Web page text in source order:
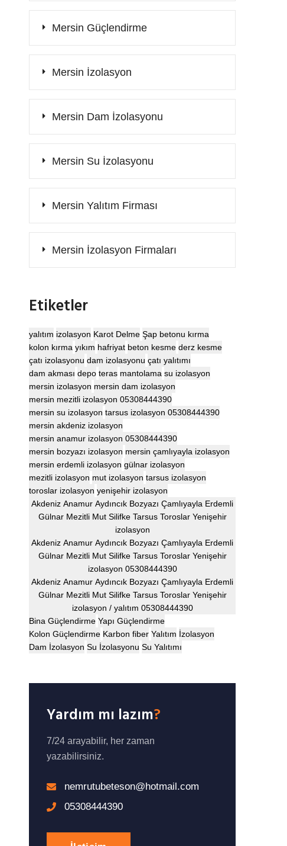
Mersin Güçlendirme
Mersin İzolasyon
Mersin Dam İzolasyonu
Mersin Su İzolasyonu
Mersin Yalıtım Firması
Mersin İzolasyon Firmaları
Etiketler
yalıtım izolasyon Karot Delme Şap betonu kırma
kolon kırma yıkım hafriyat beton kesme derz kesme
çatı izolasyonu dam izolasyonu çatı yalıtımı
dam akması depo teras mantolama su izolasyon
mersin izolasyon mersin dam izolasyon
mersin mezitli izolasyon 05308444390
mersin su izolasyon tarsus izolasyon 05308444390
mersin akdeniz izolasyon
mersin anamur izolasyon 05308444390
mersin bozyazı izolasyon mersin çamlıyayla izolasyon
mersin erdemli izolasyon gülnar izolasyon
mezitli izolasyon mut izolasyon tarsus izolasyon
toroslar izolasyon yenişehir izolasyon
Akdeniz Anamur Aydıncık Bozyazı Çamlıyayla Erdemli
Gülnar Mezitli Mut Silifke Tarsus Toroslar Yenişehir
izolasyon
Akdeniz Anamur Aydıncık Bozyazı Çamlıyayla Erdemli
Gülnar Mezitli Mut Silifke Tarsus Toroslar Yenişehir
izolasyon 05308444390
Akdeniz Anamur Aydıncık Bozyazı Çamlıyayla Erdemli
Gülnar Mezitli Mut Silifke Tarsus Toroslar Yenişehir
izolasyon / yalıtım 05308444390
Bina Güçlendirme Yapı Güçlendirme
Kolon Güçlendirme Karbon fiber Yalıtım İzolasyon
Dam İzolasyon Su İzolasyonu Su Yalıtımı
Yardım mı lazım?
7/24 arayabilir, her zaman
yazabilirsiniz.
nemrutubeteson@hotmail.com
05308444390